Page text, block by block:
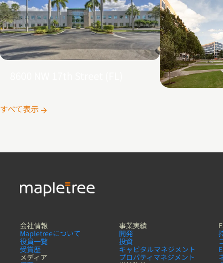
すべて表示
会社情報
Mapletreeについて
役員一覧
受賞歴
メディア
事業実績
開発
投資
キャピタルマネジメント
プロパティマネジメント